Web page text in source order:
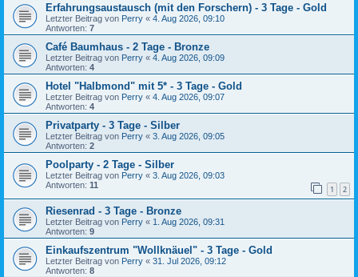
Erfahrungsaustausch (mit den Forschern) - 3 Tage - Gold
Letzter Beitrag von Perry « 4. Aug 2026, 09:10
Antworten: 7
Café Baumhaus - 2 Tage - Bronze
Letzter Beitrag von Perry « 4. Aug 2026, 09:09
Antworten: 4
Hotel "Halbmond" mit 5* - 3 Tage - Gold
Letzter Beitrag von Perry « 4. Aug 2026, 09:07
Antworten: 4
Privatparty - 3 Tage - Silber
Letzter Beitrag von Perry « 3. Aug 2026, 09:05
Antworten: 2
Poolparty - 2 Tage - Silber
Letzter Beitrag von Perry « 3. Aug 2026, 09:03
Antworten: 11 1 2
Riesenrad - 3 Tage - Bronze
Letzter Beitrag von Perry « 1. Aug 2026, 09:31
Antworten: 9
Einkaufszentrum "Wollknäuel" - 3 Tage - Gold
Letzter Beitrag von Perry « 31. Jul 2026, 09:12
Antworten: 8